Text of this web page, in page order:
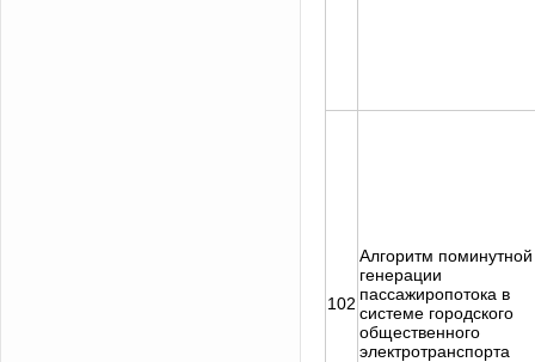
102
Алгоритм поминутной
генерации
пассажиропотока в
системе городского
общественного
электротранспорта